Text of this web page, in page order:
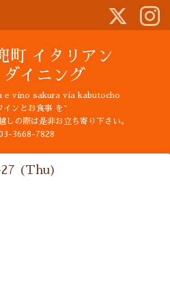
町 イタリアン
ダイニング
e vino sakura via kabutocho
インとお食事 を~
しの際は是非お立ち寄り下さい。
3668-7828
27 (Thu)